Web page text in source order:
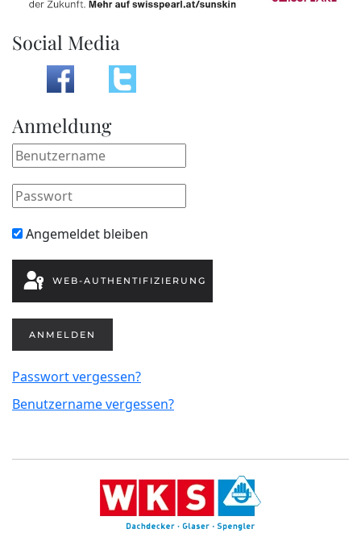
Social Media
Anmeldung
Angemeldet bleiben
WEB-AUTHENTIFIZIERUNG
ANMELDEN
Passwort vergessen?
Benutzername vergessen?